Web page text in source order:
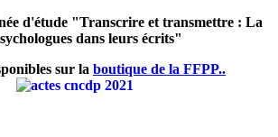
d'étude "Transcrire et transmettre : La
dans leurs écrits"
sur la boutique de la FFPP..